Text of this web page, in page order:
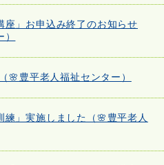
座」お申込み終了のお知らせ
🌸豊平老人福祉センター）
」実施しました（🌸豊平老人